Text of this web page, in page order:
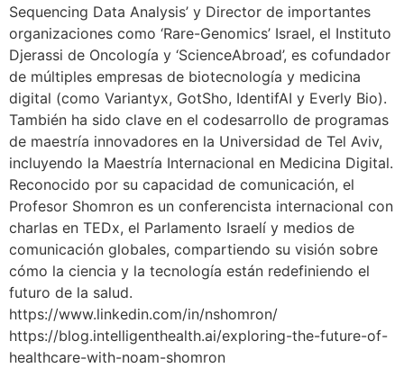
Sequencing Data Analysis’ y Director de importantes
organizaciones como ‘Rare-Genomics’ Israel, el Instituto
Djerassi de Oncología y ‘ScienceAbroad’, es cofundador
de múltiples empresas de biotecnología y medicina
digital (como Variantyx, GotSho, IdentifAI y Everly Bio).
También ha sido clave en el codesarrollo de programas
de maestría innovadores en la Universidad de Tel Aviv,
incluyendo la Maestría Internacional en Medicina Digital.
Reconocido por su capacidad de comunicación, el
Profesor Shomron es un conferencista internacional con
charlas en TEDx, el Parlamento Israelí y medios de
comunicación globales, compartiendo su visión sobre
cómo la ciencia y la tecnología están redefiniendo el
futuro de la salud.
https://www.linkedin.com/in/nshomron/
https://blog.intelligenthealth.ai/exploring-the-future-of-
healthcare-with-noam-shomron